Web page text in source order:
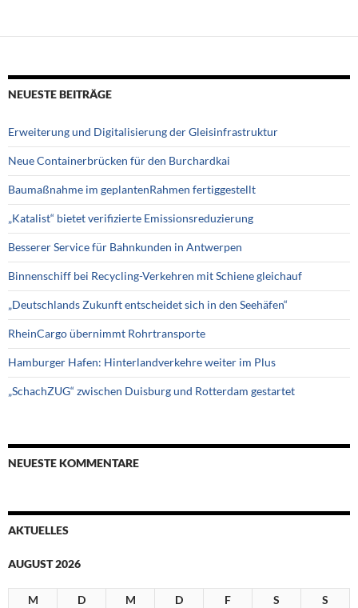
NEUESTE BEITRÄGE
Erweiterung und Digitalisierung der Gleisinfrastruktur
Neue Containerbrücken für den Burchardkai
Baumaßnahme im geplantenRahmen fertiggestellt
„Katalist“ bietet verifizierte Emissionsreduzierung
Besserer Service für Bahnkunden in Antwerpen
Binnenschiff bei Recycling-Verkehren mit Schiene gleichauf
„Deutschlands Zukunft entscheidet sich in den Seehäfen“
RheinCargo übernimmt Rohrtransporte
Hamburger Hafen: Hinterlandverkehre weiter im Plus
„SchachZUG“ zwischen Duisburg und Rotterdam gestartet
NEUESTE KOMMENTARE
AKTUELLES
AUGUST 2026
M D M D F S
S